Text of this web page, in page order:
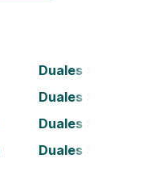
Duales Studium
Duales Studium
Duales Studium
Duales Studium